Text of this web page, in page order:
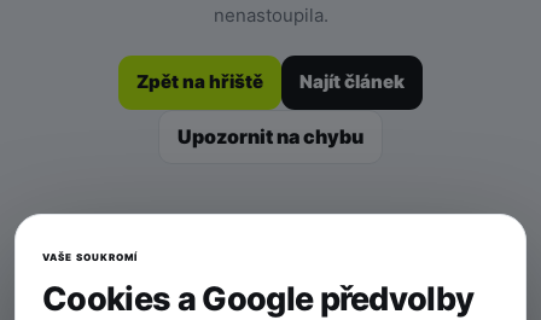
nenastoupila.
Zpět na hřiště Najít článek
Upozornit na chybu
VAŠE SOUKROMÍ
Cookies a Google předvolby